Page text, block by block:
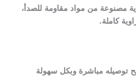
مصنوعة من مواد مقاومة للصدأ،
كاملة.
توصيله مباشرة وبكل سهولة